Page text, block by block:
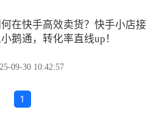
在快手高效卖货？快手小店接
鹅通，转化率直线up！
09-30 10:42:57
1